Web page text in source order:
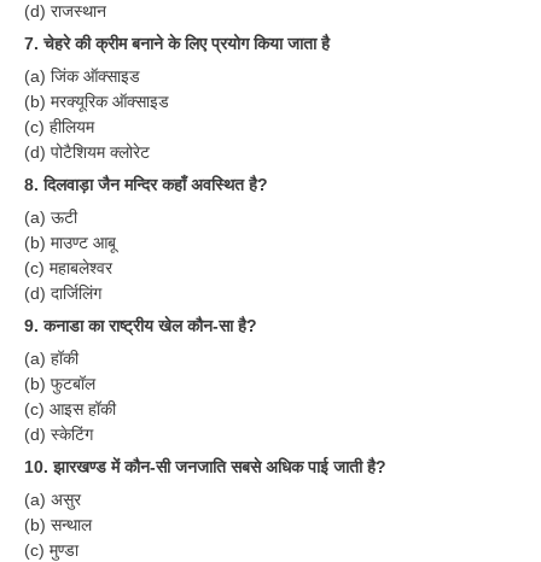
(d) राजस्थान
7. चेहरे की क्रीम बनाने के लिए प्रयोग किया जाता है
(a) जिंक ऑक्साइड
(b) मरक्यूरिक ऑक्साइड
(c) हीलियम
(d) पोटैशियम क्लोरेट
8. दिलवाड़ा जैन मन्दिर कहाँ अवस्थित है?
(a) ऊटी
(b) माउण्ट आबू
(c) महाबलेश्वर
(d) दार्जिलिंग
9. कनाडा का राष्ट्रीय खेल कौन-सा है?
(a) हॉकी
(b) फुटबॉल
(c) आइस हॉकी
(d) स्केटिंग
10. झारखण्ड में कौन-सी जनजाति सबसे अधिक पाई जाती है?
(a) असुर
(b) सन्थाल
(c) मुण्डा